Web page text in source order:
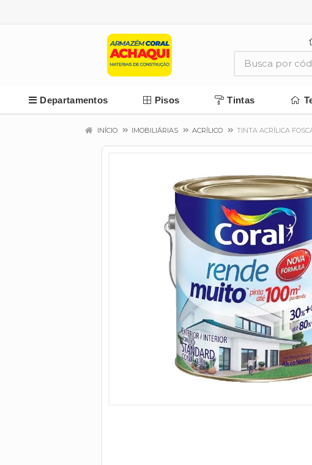
Departamentos Pisos Tintas
INÍCIO IMOBILIÁRIAS ACRÍLICO TINTA ACRÍLICA